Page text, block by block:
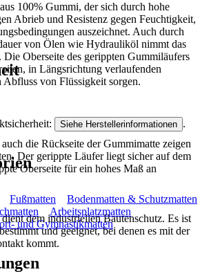
100% Gummi, der sich durch hohe
Abrieb und Resistenz gegen Feuchtigkeit,
auszeichnet. Auch durch
von Ölen wie Hydrauliköl nimmt das
Oberseite des gerippten Gummiläufers
in Längsrichtung verlaufenden
von Flüssigkeit sorgen.
die Rückseite der Gummimatte zeigen
Der gerippte Läufer liegt sicher auf dem
Oberseite für ein hohes Maß an
dem industriellen Bautenschutz. Es ist
und geeignet, bei denen es mit der
kommt.
Siehe Herstellerinformationen .
Fußmatten
Bodenmatten & Schutzmatten
Arbeitsplatzmatten
und Gymnastikmatten